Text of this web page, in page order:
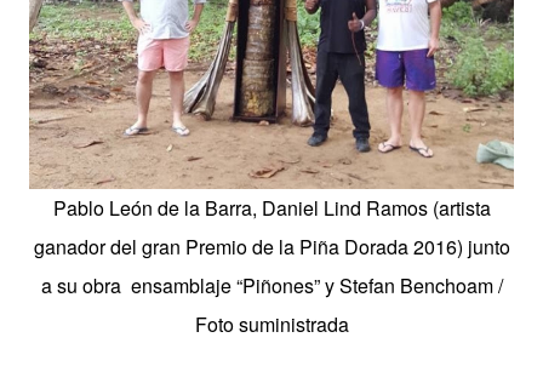
Pablo León de la Barra, Daniel Lind Ramos (artista
ganador del gran Premio de la Piña Dorada 2016) junto
a su obra ensamblaje “Piñones” y Stefan Benchoam /
Foto suministrada